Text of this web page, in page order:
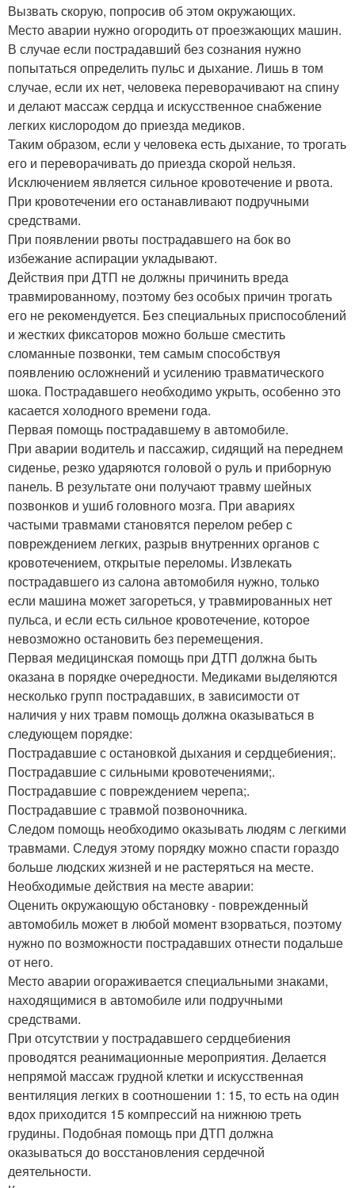
Вызвать скорую, попросив об этом окружающих.
Место аварии нужно огородить от проезжающих машин.
В случае если пострадавший без сознания нужно
попытаться определить пульс и дыхание. Лишь в том
случае, если их нет, человека переворачивают на спину
и делают массаж сердца и искусственное снабжение
легких кислородом до приезда медиков.
Таким образом, если у человека есть дыхание, то трогать
его и переворачивать до приезда скорой нельзя.
Исключением является сильное кровотечение и рвота.
При кровотечении его останавливают подручными
средствами.
При появлении рвоты пострадавшего на бок во
избежание аспирации укладывают.
Действия при ДТП не должны причинить вреда
травмированному, поэтому без особых причин трогать
его не рекомендуется. Без специальных приспособлений
и жестких фиксаторов можно больше сместить
сломанные позвонки, тем самым способствуя
появлению осложнений и усилению травматического
шока. Пострадавшего необходимо укрыть, особенно это
касается холодного времени года.
Первая помощь пострадавшему в автомобиле.
При аварии водитель и пассажир, сидящий на переднем
сиденье, резко ударяются головой о руль и приборную
панель. В результате они получают травму шейных
позвонков и ушиб головного мозга. При авариях
частыми травмами становятся перелом ребер с
повреждением легких, разрыв внутренних органов с
кровотечением, открытые переломы. Извлекать
пострадавшего из салона автомобиля нужно, только
если машина может загореться, у травмированных нет
пульса, и если есть сильное кровотечение, которое
невозможно остановить без перемещения.
Первая медицинская помощь при ДТП должна быть
оказана в порядке очередности. Медиками выделяются
несколько групп пострадавших, в зависимости от
наличия у них травм помощь должна оказываться в
следующем порядке:
Пострадавшие с остановкой дыхания и сердцебиения;.
Пострадавшие с сильными кровотечениями;.
Пострадавшие с повреждением черепа;.
Пострадавшие с травмой позвоночника.
Следом помощь необходимо оказывать людям с легкими
травмами. Следуя этому порядку можно спасти гораздо
больше людских жизней и не растеряться на месте.
Необходимые действия на месте аварии:
Оценить окружающую обстановку - поврежденный
автомобиль может в любой момент взорваться, поэтому
нужно по возможности пострадавших отнести подальше
от него.
Место аварии огораживается специальными знаками,
находящимися в автомобиле или подручными
средствами.
При отсутствии у пострадавшего сердцебиения
проводятся реанимационные мероприятия. Делается
непрямой массаж грудной клетки и искусственная
вентиляция легких в соотношении 1: 15, то есть на один
вдох приходится 15 компрессий на нижнюю треть
грудины. Подобная помощь при ДТП должна
оказываться до восстановления сердечной
деятельности.